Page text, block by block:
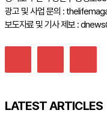
광고 및 사업 문의 :
보도자료 및 기사 제보 :
LATEST ARTICLES